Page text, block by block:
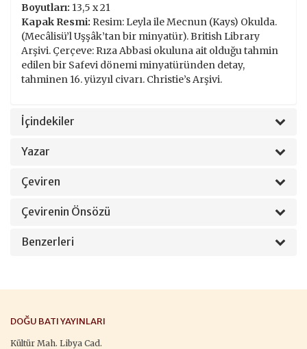
Boyutları: 13,5 x 21
Kapak Resmi: Resim: Leyla ile Mecnun (Kays) Okulda.
(Mecâlisü’l Uşşâk’tan bir minyatür). British Library
Arşivi. Çerçeve: Rıza Abbasi okuluna ait olduğu tahmin
edilen bir Safevi dönemi minyatüründen detay,
tahminen 16. yüzyıl civarı. Christie’s Arşivi.
İçindekiler
Yazar
Çeviren
Çevirenin Önsözü
Benzerleri
DOĞU BATI YAYINLARI
Kültür Mah. Libya Cad.